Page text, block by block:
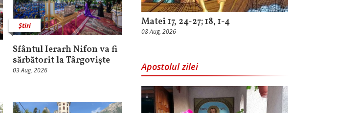
Știri
Sfântul Ierarh Nifon va fi
sărbătorit la Târgoviște
03 Aug, 2026
Matei 17, 24-27; 18, 1-4
08 Aug, 2026
Apostolul zilei